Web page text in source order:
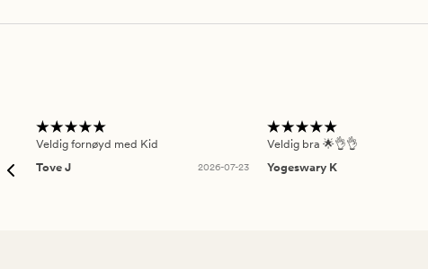
Veldig fornøyd med Kid
Tove J
2026-07-23
Veldig bra 🌟👌👌
Yogeswary K